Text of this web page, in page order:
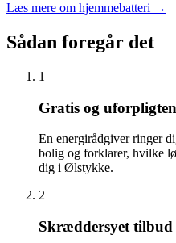
Læs mere om hjemmebatteri →
Sådan foregår det
1
Gratis og
En energirådgiver ringer
bolig og forklarer, hvilke
dig i Ølstykke.
2
Skræddersyet tilbud